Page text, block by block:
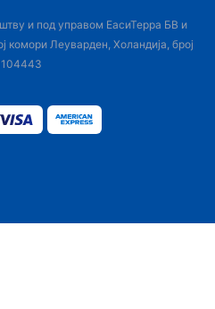
и под управом ЕасиТерра БВ и
комори Леуварден, Холандија, број